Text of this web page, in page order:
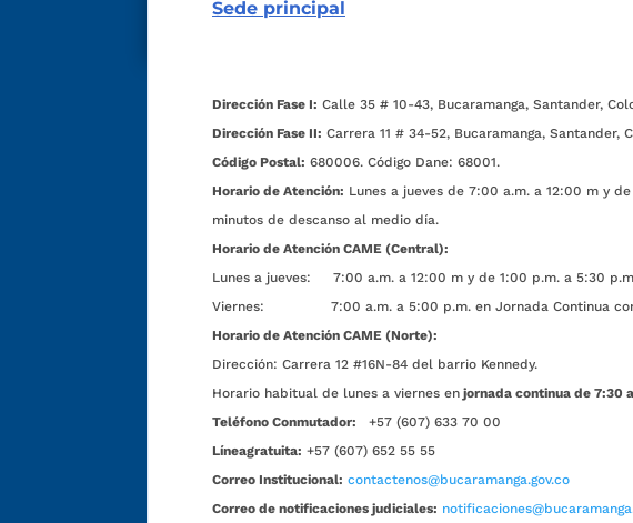
Sede principal
Dirección Fase I: Calle 35 # 10-43, Bucaramanga, Santander,
Dirección Fase II: Carrera 11 # 34-52, Bucaramanga, Santander,
Código Postal: 680006. Código Dane: 68001.
Horario de Atención: Lunes a jueves de 7:00 a.m. a 12:00 m y
minutos de descanso al medio día.
Horario de Atención CAME (Central):
Lunes a jueves: 7:00 a.m. a 12:00 m y de 1:00 p.m. a 5:30
Viernes: 7:00 a.m. a 5:00 p.m. en Jornada Continua con
Horario de Atención CAME (Norte):
Dirección: Carrera 12 #16N-84 del barrio Kennedy.
Horario habitual de lunes a viernes en jornada continua de 7:30
Teléfono Conmutador:
+57 (607) 633 70 00
Líneagratuita: +57 (607) 652 55 55
Correo Institucional: contactenos@bucaramanga.gov.co
Correo de notificaciones judiciales: